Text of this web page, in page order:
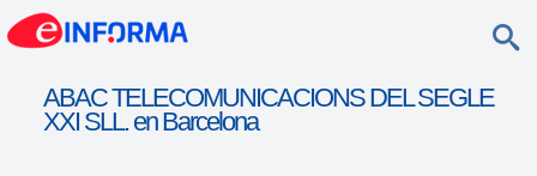
ABAC TELECOMUNICACIONS DEL SEGLE
XXI SLL. en Barcelona